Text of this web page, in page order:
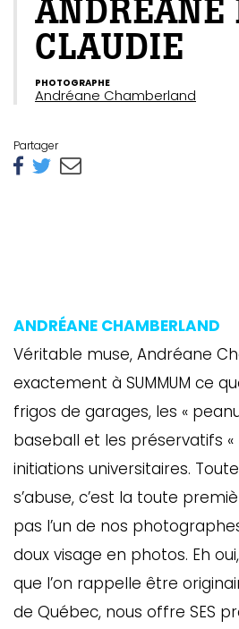
ANDRÉANE
CLAUDIE
PHOTOGRAPHE
Andréane Chamberland
Partager
ANDRÉANE CHAMBERLAND
Véritable muse, Andréane
exactement à SUMMUM ce
frigos de garages, les «
baseball et les préservatifs «
initiations universitaires.
s’abuse, c’est la toute
pas l’un de nos
doux visage en photos. Eh
que l’on rappelle être
de Québec, nous offre SES